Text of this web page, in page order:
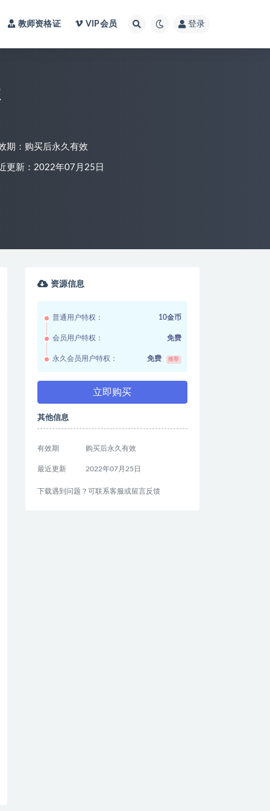
教师资格证 VIP会员 登录
期：购买后永久有效
更新：2022年07月25日
资源信息
普通用户特权： 10金币
会员用户特权： 免费
永久会员用户特权： 免费 推荐
立即购买
其他信息
有效期 购买后永久有效
最近更新 2022年07月25日
下载遇到问题？可联系客服或留言反馈